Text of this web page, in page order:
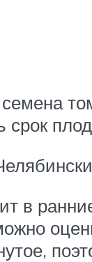
срок
в